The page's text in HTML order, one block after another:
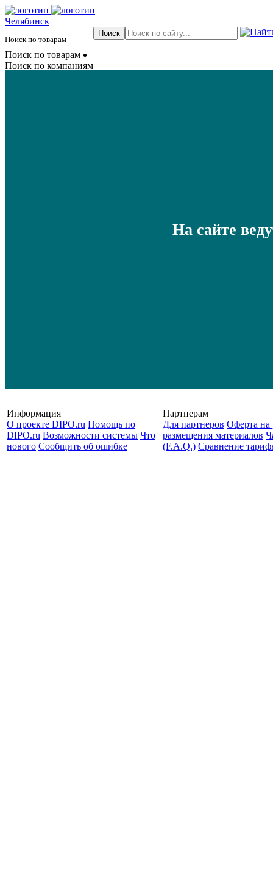
Челябинск
Поиск по товарам
Поиск по товарам
Поиск по компаниям
На сайте
Информация
О проекте DIPO.ru Помощь по
DIPO.ru Возможности системы Что
нового Сообщить об ошибке
Партнерам
Для партнеров Оферта на
размещения материалов
(F.A.Q.) Cравнение